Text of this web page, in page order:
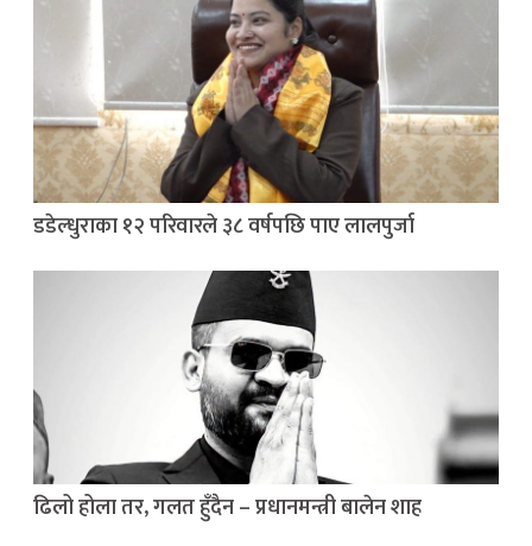
डडेल्धुराका १२ परिवारले ३८ वर्षपछि पाए लालपुर्जा
ढिलो होला तर, गलत हुँदैन – प्रधानमन्त्री बालेन शाह